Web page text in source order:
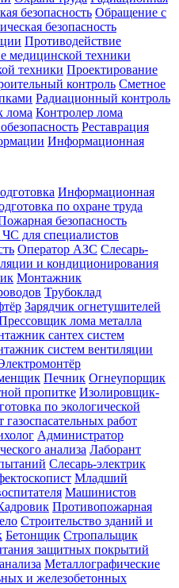
безопасность Обращение с
безопасность
Противодействие
медицинской техники
техники Проектирование
контроль Сметное
Радиационный контроль
лома Контролер лома
Реставрация
Информационная
Информационная
по охране труда
безопасность
для специалистов
Оператор АЗС Слесарь-
и кондиционирования
Монтажник
Трубоклад
Зарядчик огнетушителей
лома металла
сантех систем
систем вентиляции
Печник Огнеупорщик
пропитке Изолировщик-
по экологической
работ
Администратор
анализа Лаборант
Слесарь-электрик
Младший
Машинистов
Противопожарная
Строительство зданий и
Бетонщик Стропальщик
защитных покрытий
Металлографические
и железобетонных